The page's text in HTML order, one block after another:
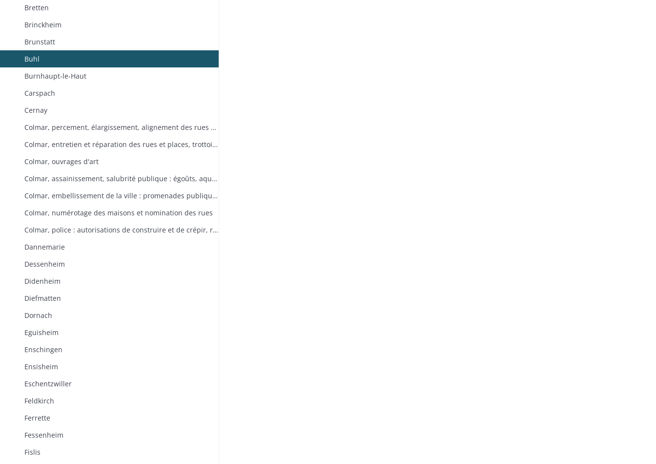
Bretten
Brinckheim
Brunstatt
Buhl
Burnhaupt-le-Haut
Carspach
Cernay
Colmar, percement, élargissement, alignement des rues et places
Colmar, entretien et réparation des rues et places, trottoirs, rigoles, pavage, enlèvement des immondices
Colmar, ouvrages d'art
Colmar, assainissement, salubrité publique : égoûts, aqueducs servant à l'évacuation des eaux usées
Colmar, embellissement de la ville : promenades publiques, Champ de Mars, plantations d'arbres
Colmar, numérotage des maisons et nomination des rues
Colmar, police : autorisations de construire et de crépir, respect de l'alignement
Dannemarie
Dessenheim
Didenheim
Diefmatten
Dornach
Eguisheim
Enschingen
Ensisheim
Eschentzwiller
Feldkirch
Ferrette
Fessenheim
Fislis